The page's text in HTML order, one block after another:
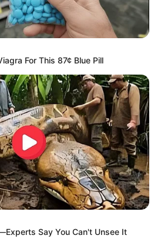
For This 87¢ Blue Pill
Say You Can't Unsee It